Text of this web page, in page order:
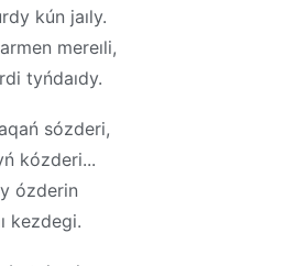
kún jaıly.
mereıli,
tyńdaıdy.
sózderi,
kózderi...
ózderin
kezdegi.